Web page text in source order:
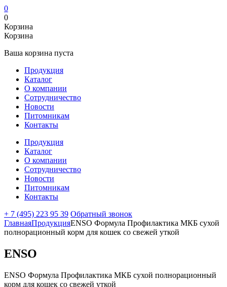
0
0
Корзина
Корзина
Ваша корзина пуста
Продукция
Каталог
О компании
Сотрудничество
Новости
Питомникам
Контакты
Продукция
Каталог
О компании
Сотрудничество
Новости
Питомникам
Контакты
+ 7 (495) 223 95 39 Обратный звонок
ГлавнаяПродукцияENSO Формула Профилактика МКБ сухой
полнорационный корм для кошек со свежей уткой
ENSO
ENSO Формула Профилактика МКБ сухой полнорационный
корм для кошек со свежей уткой